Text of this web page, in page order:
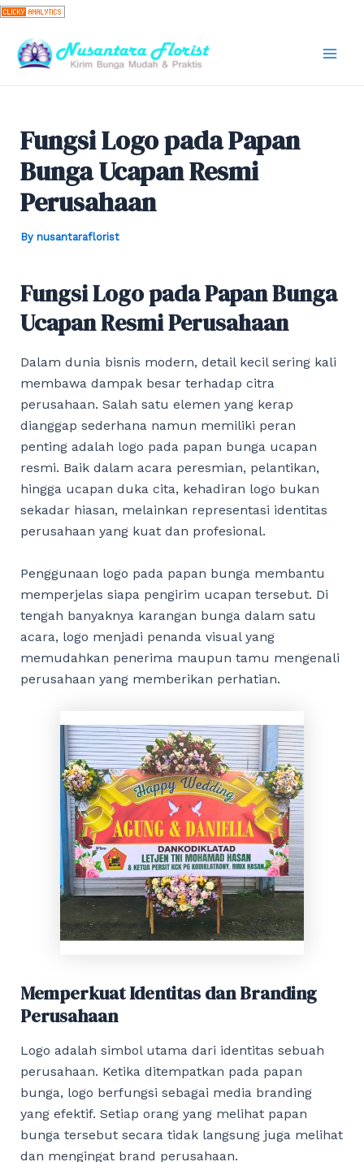
Skip
content
Fungsi Logo pada Papan
Bunga Ucapan Resmi
Perusahaan
By nusantaraflorist
Fungsi Logo pada Papan Bunga
Ucapan Resmi Perusahaan
Dalam dunia bisnis modern, detail kecil sering kali
membawa dampak besar terhadap citra
perusahaan. Salah satu elemen yang kerap
dianggap sederhana namun memiliki peran
penting adalah logo pada papan bunga ucapan
resmi. Baik dalam acara peresmian, pelantikan,
hingga ucapan duka cita, kehadiran logo bukan
sekadar hiasan, melainkan representasi identitas
perusahaan yang kuat dan profesional.
Penggunaan logo pada papan bunga membantu
memperjelas siapa pengirim ucapan tersebut. Di
tengah banyaknya karangan bunga dalam satu
acara, logo menjadi penanda visual yang
memudahkan penerima maupun tamu mengenali
perusahaan yang memberikan perhatian.
Memperkuat Identitas dan Branding
Perusahaan
Logo adalah simbol utama dari identitas sebuah
perusahaan. Ketika ditempatkan pada papan
bunga, logo berfungsi sebagai media branding
yang efektif. Setiap orang yang melihat papan
bunga tersebut secara tidak langsung juga melihat
dan mengingat brand perusahaan.